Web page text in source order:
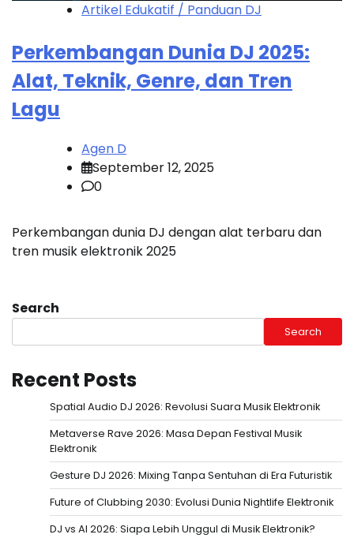
Artikel Edukatif / Panduan DJ
Perkembangan Dunia DJ 2025:
Alat, Teknik, Genre, dan Tren
Lagu
Agen D
September 12, 2025
0
Perkembangan dunia DJ dengan alat terbaru dan
tren musik elektronik 2025
Search
Search
Recent Posts
Spatial Audio DJ 2026: Revolusi Suara Musik Elektronik
Metaverse Rave 2026: Masa Depan Festival Musik
Elektronik
Gesture DJ 2026: Mixing Tanpa Sentuhan di Era Futuristik
Future of Clubbing 2030: Evolusi Dunia Nightlife Elektronik
DJ vs AI 2026: Siapa Lebih Unggul di Musik Elektronik?